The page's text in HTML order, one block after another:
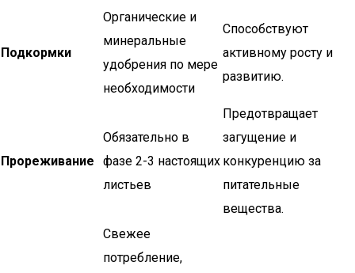
Подкормки
Органические и
минеральные
удобрения по мере
необходимости
Способствуют
активному росту и
развитию.
Прореживание
Обязательно в
фазе 2-3 настоящих
листьев
Предотвращает
загущение и
конкуренцию за
питательные
вещества.
Свежее
потребление,